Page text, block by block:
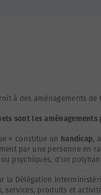
à des aménagements de
sont les
« constitue un handicap,
par une personne en
psychiques, d’un
la Délégation
services, produits et